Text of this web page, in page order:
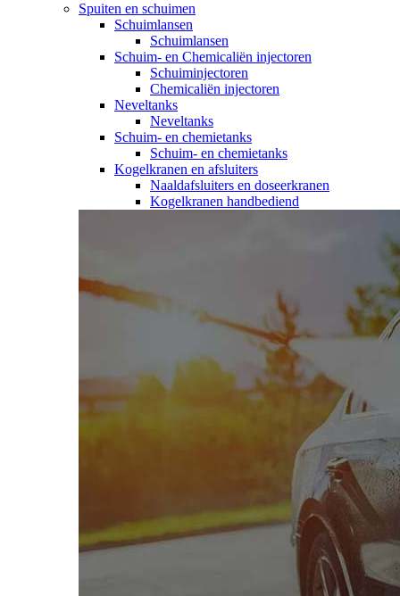
Spuiten en schuimen
Schuimlansen
Schuimlansen
Schuim- en Chemicaliën injectoren
Schuiminjectoren
Chemicaliën injectoren
Neveltanks
Neveltanks
Schuim- en chemietanks
Schuim- en chemietanks
Kogelkranen en afsluiters
Naaldafsluiters en doseerkranen
Kogelkranen handbediend